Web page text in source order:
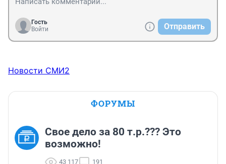
Гость
Войти
Отправить
Новости СМИ2
ФОРУМЫ
Свое дело за 80 т.р.??? Это
возможно!
43 117 191